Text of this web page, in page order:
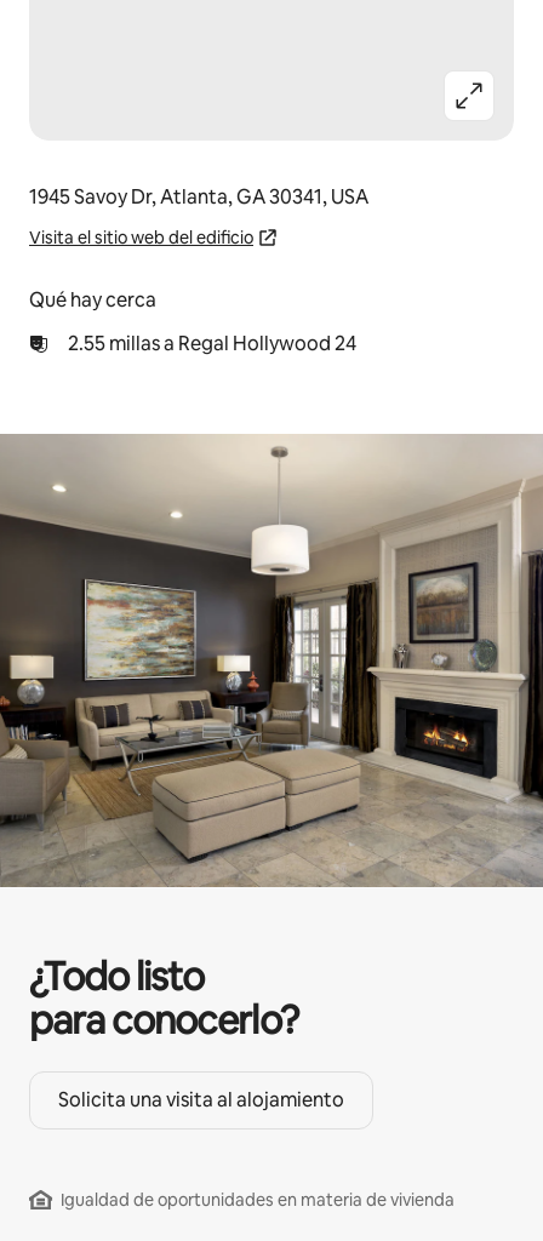
1945 Savoy Dr, Atlanta, GA 30341, USA
Visita el sitio web del edificio
Qué hay cerca
2.55 millas a Regal Hollywood 24
¿Todo listo
para conocerlo?
Solicita una visita al alojamiento
Igualdad de oportunidades en materia de vivienda